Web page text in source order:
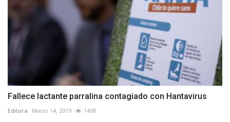
Fallece lactante parralina contagiado con Hantavirus
Editora Marzo 14, 2019 1408